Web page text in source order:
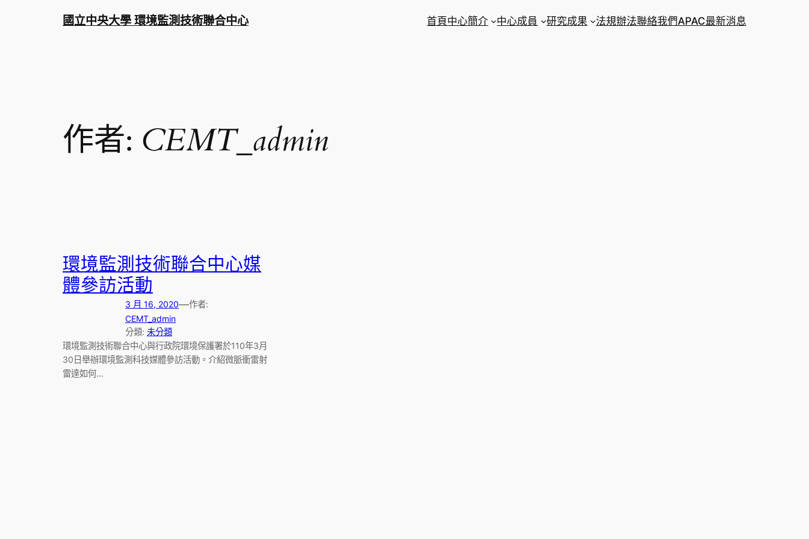
國立中央大學 環境監測技術聯合中心 首頁中心簡介 中心成員 研究成果 法規辦法聯絡我們APAC最新消息
作者: CEMT_admin
環境監測技術聯合中心媒
體參訪活動
3 月 16, 2020—作者:
CEMT_admin
分類: 未分類
環境監測技術聯合中心與行政院環境保護署於110年3月
30日舉辦環境監測科技媒體參訪活動。介紹微脈衝雷射
雷達如何…